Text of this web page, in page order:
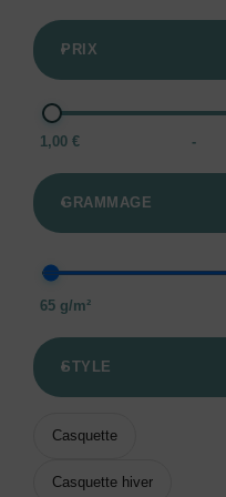
PRIX
1,00 € -
GRAMMAGE
65 g/m²
STYLE
Casquette
Casquette hiver